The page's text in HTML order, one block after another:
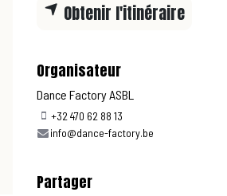
Obtenir l'itinéraire
Organisateur
Dance Factory ASBL
+32 470 62 88 13
info@dance-factory.be
Partager